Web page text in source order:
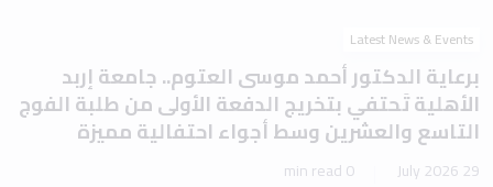
Latest News & Events
برعاية الدكتور أحمد موسى العتوم.. جامعة إربد
الأهلية تَحتفي بتخريج الدفعة الأولى من طلبة الفوج
التاسع والعشرين وسط أجواء احتفالية مميزة
29 July 2026
0 min read